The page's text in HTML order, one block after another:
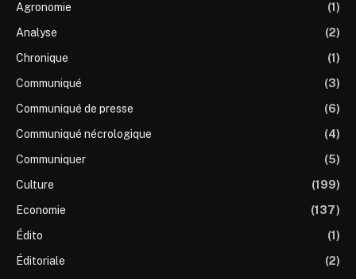
Agronomie
(1)
Analyse
(2)
Chronique
(1)
Communiqué
(3)
Communiqué de presse
(6)
Communiqué nécrologique
(4)
Communiquer
(5)
Culture
(199)
Economie
(137)
Édito
(1)
Éditoriale
(2)